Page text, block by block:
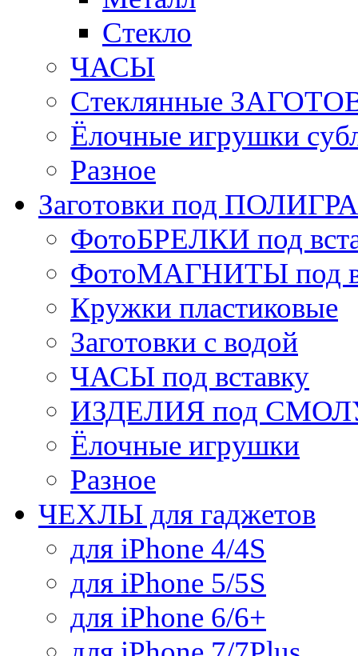
Стекло
ЧАСЫ
Стеклянные
Ёлочные игрушки
Разное
Заготовки под
ФотоБРЕЛКИ под
ФотоМАГНИТЫ под
Кружки пластиковые
Заготовки с водой
ЧАСЫ под вставку
ИЗДЕЛИЯ под
Ёлочные игрушки
Разное
ЧЕХЛЫ для гаджетов
для iPhone 4/4S
для iPhone 5/5S
для iPhone 6/6+